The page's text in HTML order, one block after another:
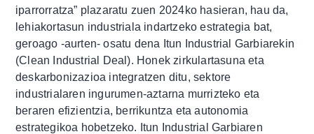
iparrorratza” plazaratu zuen 2024ko hasieran, hau da,
lehiakortasun industriala indartzeko estrategia bat,
geroago -aurten- osatu dena Itun Industrial Garbiarekin
(Clean Industrial Deal). Honek zirkulartasuna eta
deskarbonizazioa integratzen ditu, sektore
industrialaren ingurumen-aztarna murrizteko eta
beraren efizientzia, berrikuntza eta autonomia
estrategikoa hobetzeko. Itun Industrial Garbiaren